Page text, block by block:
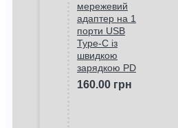
мережевий
адаптер на 1
порти USB
Type-C із
швидкою
зарядкою PD
160.00 грн